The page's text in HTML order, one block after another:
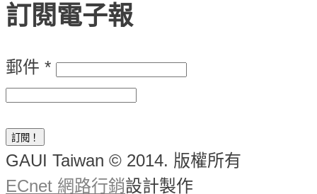
訂閱電子報
郵件 *
GAUI Taiwan © 2014. 版權所有
ECnet 網路行銷設計製作